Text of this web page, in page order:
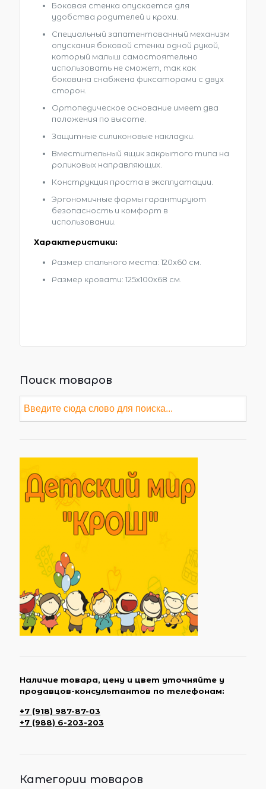
Боковая стенка опускается для
удобства родителей и крохи.
Специальный запатентованный механизм
опускания боковой стенки одной рукой,
который малыш самостоятельно
использовать не сможет, так как
боковина снабжена фиксаторами с двух
сторон.
Ортопедическое основание имеет два
положения по высоте.
Защитные силиконовые накладки.
Вместительный ящик закрытого типа на
роликовых направляющих.
Конструкция проста в эксплуатации.
Эргономичные формы гарантируют
безопасность и комфорт в
использовании.
Характеристики:
Размер спального места: 120х60 см.
Размер кровати: 125х100х68 см.
Поиск товаров
Наличие товара, цену и цвет уточняйте у
продавцов-консультантов по телефонам:
+7 (918) 987-87-03
+7 (988) 6-203-203
Категории товаров